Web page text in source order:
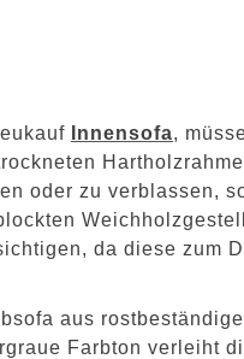
Innensofa,
oder zu verblassen,
da diese zum
aus
Farbton verleiht